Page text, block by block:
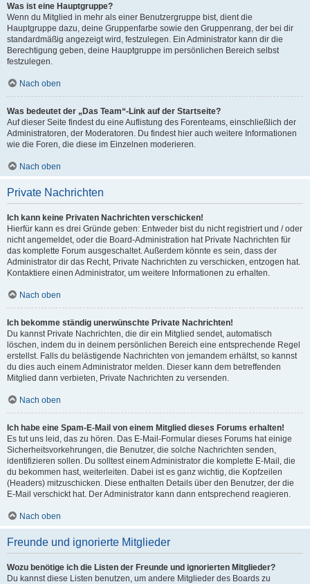
Was ist eine Hauptgruppe?
Wenn du Mitglied in mehr als einer Benutzergruppe bist, dient die
Hauptgruppe dazu, deine Gruppenfarbe sowie den Gruppenrang, der bei dir
standardmäßig angezeigt wird, festzulegen. Ein Administrator kann dir die
Berechtigung geben, deine Hauptgruppe im persönlichen Bereich selbst
festzulegen.
Nach oben
Was bedeutet der „Das Team“-Link auf der Startseite?
Auf dieser Seite findest du eine Auflistung des Forenteams, einschließlich der
Administratoren, der Moderatoren. Du findest hier auch weitere Informationen
wie die Foren, die diese im Einzelnen moderieren.
Nach oben
Private Nachrichten
Ich kann keine Privaten Nachrichten verschicken!
Hierfür kann es drei Gründe geben: Entweder bist du nicht registriert und / oder
nicht angemeldet, oder die Board-Administration hat Private Nachrichten für
das komplette Forum ausgeschaltet. Außerdem könnte es sein, dass der
Administrator dir das Recht, Private Nachrichten zu verschicken, entzogen hat.
Kontaktiere einen Administrator, um weitere Informationen zu erhalten.
Nach oben
Ich bekomme ständig unerwünschte Private Nachrichten!
Du kannst Private Nachrichten, die dir ein Mitglied sendet, automatisch
löschen, indem du in deinem persönlichen Bereich eine entsprechende Regel
erstellst. Falls du belästigende Nachrichten von jemandem erhältst, so kannst
du dies auch einem Administrator melden. Dieser kann dem betreffenden
Mitglied dann verbieten, Private Nachrichten zu versenden.
Nach oben
Ich habe eine Spam-E-Mail von einem Mitglied dieses Forums erhalten!
Es tut uns leid, das zu hören. Das E-Mail-Formular dieses Forums hat einige
Sicherheitsvorkehrungen, die Benutzer, die solche Nachrichten senden,
identifizieren sollen. Du solltest einem Administrator die komplette E-Mail, die
du bekommen hast, weiterleiten. Dabei ist es ganz wichtig, die Kopfzeilen
(Headers) mitzuschicken. Diese enthalten Details über den Benutzer, der die
E-Mail verschickt hat. Der Administrator kann dann entsprechend reagieren.
Nach oben
Freunde und ignorierte Mitglieder
Wozu benötige ich die Listen der Freunde und ignorierten Mitglieder?
Du kannst diese Listen benutzen, um andere Mitglieder des Boards zu